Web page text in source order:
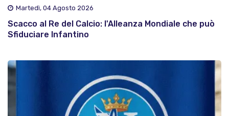
Martedì, 04 Agosto 2026
Scacco al Re del Calcio: l'Alleanza Mondiale che può
Sfiduciare Infantino